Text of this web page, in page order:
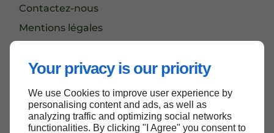
Your privacy is our priority
We use Cookies to improve user experience by
personalising content and ads, as well as
analyzing traffic and optimizing social networks
functionalities. By clicking "I Agree" you consent to
Contactez-nous
Mentions légales
Haut de page